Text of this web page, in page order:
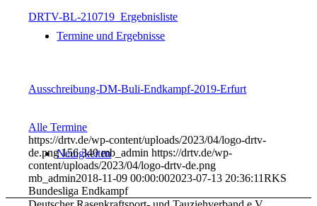
Termine und Ergebnisse
Neuigkeiten
DRTV-BL-210719_Ergebnisliste
Ausschreibung-DM-Buli-Endkampf-2019-Erfurt
Alle Termine
https://drtv.de/wp-content/uploads/2023/04/logo-drtv-
de.png 156 340 mb_admin https://drtv.de/wp-
content/uploads/2023/04/logo-drtv-de.png
mb_admin2018-11-09 00:00:002023-07-13 20:36:11RKS
Bundesliga Endkampf